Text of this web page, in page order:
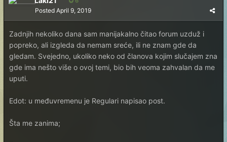
Posted April 9, 2019
Zadnjih nekoliko dana sam manijakalno čitao forum uzduž i
popreko, ali izgleda da nemam sreće, ili ne znam gde da
gledam. Svejedno, ukoliko neko od članova kojim slučajem zna
gde ima nešto više o ovoj temi, bio bih veoma zahvalan da me
uputi.
Edot: u međuvremenu je Regulari napisao post.
Šta me zanima;